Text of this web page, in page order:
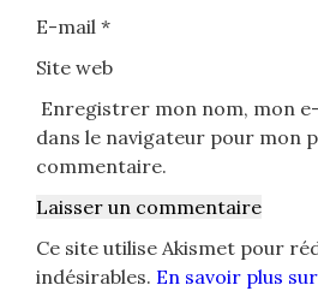
E-mail *
Site web
Enregistrer mon nom, mon
dans le navigateur pour mon
commentaire.
Ce site utilise Akismet pour
indésirables. En savoir plus